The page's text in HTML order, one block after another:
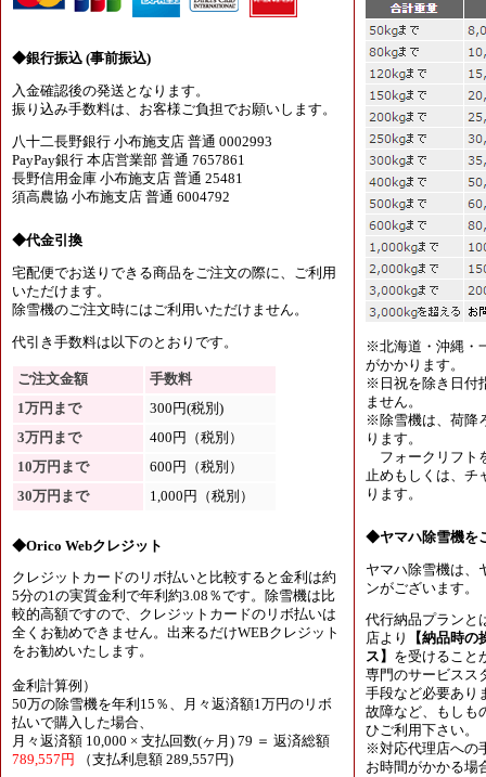
◆銀行振込 (事前振込)
入金確認後の発送となります。
振り込み手数料は、お客様ご負担でお願いします。
八十二長野銀行 小布施支店 普通 0002993
PayPay銀行 本店営業部 普通 7657861
長野信用金庫 小布施支店 普通 25481
須高農協 小布施支店 普通 6004792
◆代金引換
宅配便でお送りできる商品をご注文の際に、ご利用
いただけます。
除雪機のご注文時にはご利用いただけません。
代引き手数料は以下のとおりです。
ご注文金額
手数料
1万円まで
300円(税別)
3万円まで
400円（税別）
10万円まで
600円（税別）
30万円まで
1,000円（税別）
◆Orico Webクレジット
クレジットカードのリボ払いと比較すると金利は約
5分の1の実質金利で年利約3.08％です。除雪機は比
較的高額ですので、クレジットカードのリボ払いは
全くお勧めできません。出来るだけWEBクレジット
をお勧めいたします。
金利計算例）
50万の除雪機を年利15％、月々返済額1万円のリボ
払いで購入した場合、
月々返済額 10,000 × 支払回数(ヶ月) 79 ＝ 返済総額
789,557円
（支払利息額 289,557円)
※北海道・沖縄・
がかかります。
※日祝を除き日付
ません。
※除雪機は、荷降
ります。
フォークリフト
止めもしくは、チ
ります。
◆ヤマハ除雪機を
ヤマハ除雪機は、
ンがございます。
代行納品プランと
店より
【納品時
ス】 を受けること
専門のサービスス
手段など必要あり
故障など、もしも
ひご利用下さい。
※対応代理店への
お時間がかかる場